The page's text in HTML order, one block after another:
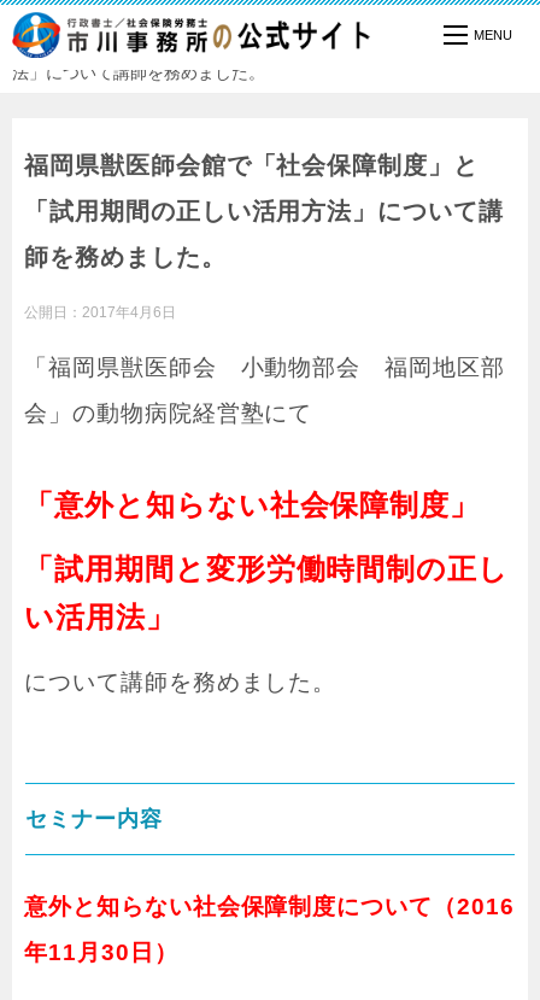
TOP
セミナー実績
福岡県獣医師会館で「社会保障制度」と「試用期間の正しい活用方
法」について講師を務めました。
福岡県獣医師会館で「社会保障制度」と
「試用期間の正しい活用方法」について講
師を務めました。
公開日： 2017年4月6日
「福岡県獣医師会 小動物部会 福岡地区部
会」の動物病院経営塾にて
「意外と知らない社会保障制度」
「試用期間と変形労働時間制の正し
い活用法」
について講師を務めました。
セミナー内容
意外と知らない社会保障制度について（2016
年11月30日）